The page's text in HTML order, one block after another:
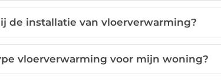
de installatie van vloerverwarming?
vloerverwarming voor mijn woning?